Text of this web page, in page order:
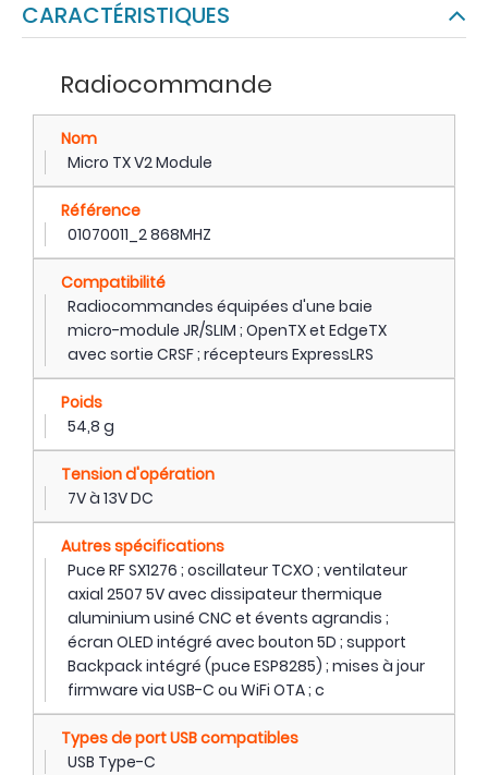
CARACTÉRISTIQUES
Radiocommande
Nom
Micro TX V2 Module
Référence
01070011_2 868MHZ
Compatibilité
Radiocommandes équipées d'une baie
micro-module JR/SLIM ; OpenTX et EdgeTX
avec sortie CRSF ; récepteurs ExpressLRS
Poids
54,8 g
Tension d'opération
7V à 13V DC
Autres spécifications
Puce RF SX1276 ; oscillateur TCXO ; ventilateur
axial 2507 5V avec dissipateur thermique
aluminium usiné CNC et évents agrandis ;
écran OLED intégré avec bouton 5D ; support
Backpack intégré (puce ESP8285) ; mises à jour
firmware via USB-C ou WiFi OTA ; c
Types de port USB compatibles
USB Type-C